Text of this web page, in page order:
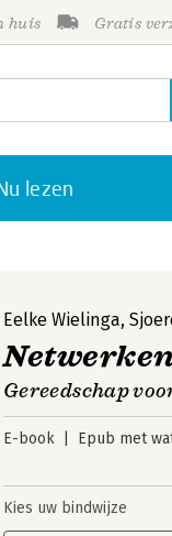
huis Gratis
lezen
Eelke Wielinga,
Gereedschap
E-book Epub met
Kies uw bindwijze